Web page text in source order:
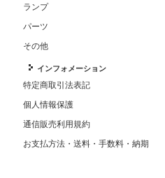
ランプ
パーツ
その他
インフォメーション
特定商取引法表記
個人情報保護
通信販売利用規約
お支払方法・送料・手数料・納期